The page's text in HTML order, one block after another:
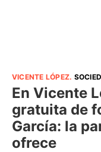
VICENTE LÓPEZ.
En Vicente
gratuita de
García: la
ofrece